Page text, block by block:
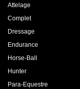
Attelage
Complet
Dressage
Endurance
Horse-Ball
Hunter
Para-Equestre